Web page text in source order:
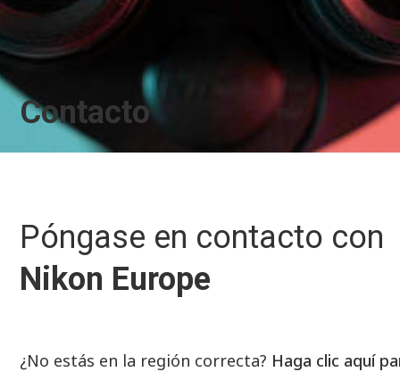
Contacto
Póngase en contacto con
Nikon Europe
¿No estás en la región correcta? Haga clic aquí